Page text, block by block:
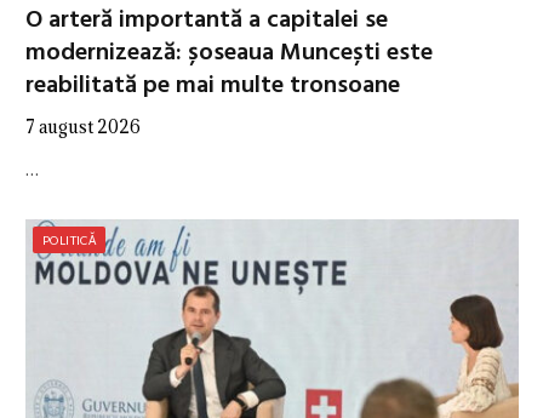
O arteră importantă a capitalei se
modernizează: șoseaua Muncești este
reabilitată pe mai multe tronsoane
7 august 2026
…
POLITICĂ